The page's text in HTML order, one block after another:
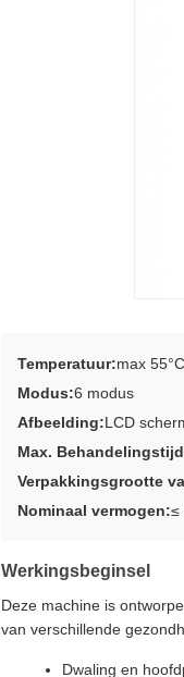
Temperatuur:max 55°C
Modus:6 modus
Afbeelding:LCD
Max.
Verpakkingsgrootte
Nominaal vermogen:≤
Werkingsbeginsel
Deze machine is
van verschillende
Dwaling en